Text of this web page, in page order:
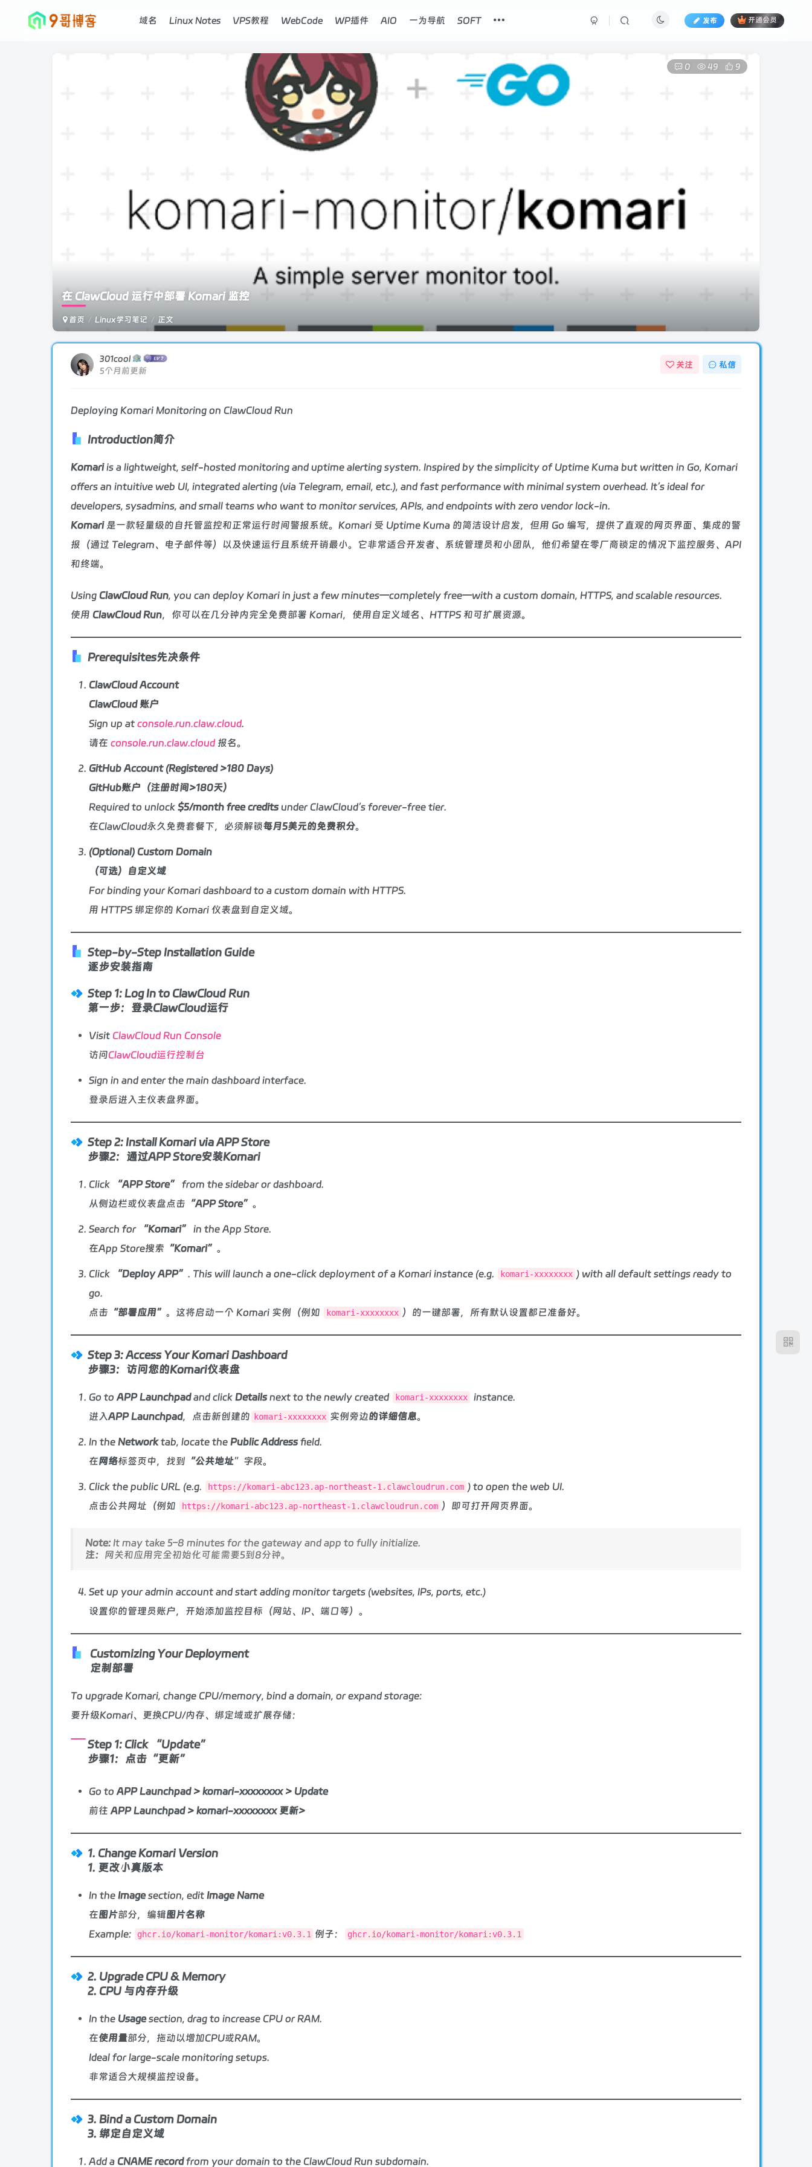
域名 Linux Notes VPS教程 WebCode WP插件 AIO 一为导航 SOFT 发布 开通会员
在 ClawCloud 运行中部署 Komari 监控
首页 Linux学习笔记 正文
0 49 9
301cool
5个月前更新
关注 私信
Deploying Komari Monitoring on ClawCloud Run
Introduction简介
Komariis a lightweight, self-hosted monitoring and uptime alerting system. Inspired by the simplicity of Uptime Kuma but written in Go, Komari
offers an intuitive web UI, integrated alerting (via Telegram, email, etc.), and fast performance with minimal system overhead. It’s ideal for
developers, sysadmins, and small teams who want to monitor services, APIs, and endpoints with zero vendor lock-in.
Komari是一款轻量级的自托管监控和正常运行时间警报系统。Komari 受 Uptime Kuma 的简洁设计启发，但用 Go 编写，提供了直观的网页界面、集成的警
报（通过 Telegram、电子邮件等）以及快速运行且系统开销最小。它非常适合开发者、系统管理员和小团队，他们希望在零厂商锁定的情况下监控服务、API
和终端。
Using ClawCloud Run, you can deploy Komari in just a few minutes—completely free—with a custom domain, HTTPS, and scalable resources.
使用 ClawCloud Run，你可以在几分钟内完全免费部署 Komari，使用自定义域名、HTTPS 和可扩展资源。
Prerequisites先决条件
ClawCloud Account
ClawCloud 账户
Sign up at console.run.claw.cloud.
请在 console.run.claw.cloud报名。
GitHub Account (Registered >180 Days)
GitHub账户（注册时间>180天）
Required to unlock $5/month free creditsunder ClawCloud’s forever-free tier.
在ClawCloud永久免费套餐下，必须解锁每月5美元的免费积分。
(Optional) Custom Domain
（可选）自定义域
For binding your Komari dashboard to a custom domain with HTTPS.
用 HTTPS 绑定你的 Komari 仪表盘到自定义域。
Step-by-Step Installation Guide
逐步安装指南
Step 1: Log In to ClawCloud Run
第一步：登录ClawCloud运行
Visit ClawCloud Run Console
访问ClawCloud运行控制台
Sign in and enter the main dashboard interface.
登录后进入主仪表盘界面。
Step 2: Install Komari via APP Store
步骤2：通过APP Store安装Komari
Click “APP Store” from the sidebar or dashboard.
从侧边栏或仪表盘点击 “APP Store” 。
Search for “Komari” in the App Store.
在App Store搜索 “Komari” 。
Click “Deploy APP” . This will launch a one-click deployment of a Komari instance (e.g. komari-xxxxxxxx ) with all default settings ready to
go.
点击 “部署应用” 。这将启动一个 Komari 实例（例如 komari-xxxxxxxx ）的一键部署，所有默认设置都已准备好。
Step 3: Access Your Komari Dashboard
步骤3：访问您的Komari仪表盘
Go to APP Launchpadand click Detailsnext to the newly created komari-xxxxxxxx
instance.
进入APP Launchpad，点击新创建的 komari-xxxxxxxx 实例旁边的详细信息。
In the Networktab, locate the Public Addressfield.
在网络标签页中，找到 “公共地址”字段。
Click the public URL (e.g. https://komari-abc123.ap-northeast-1.clawcloudrun.com ) to open the web UI.
点击公共网址（例如
https://komari-abc123.ap-northeast-1.clawcloudrun.com ）即可打开网页界面。
Note:It may take 5–8 minutes for the gateway and app to fully initialize.
注： 网关和应用完全初始化可能需要5到8分钟。
Set up your admin account and start adding monitor targets (websites, IPs, ports, etc.)
设置你的管理员账户，开始添加监控目标（网站、IP、端口等）。
Customizing Your Deployment
定制部署
To upgrade Komari, change CPU/memory, bind a domain, or expand storage:
要升级Komari、更换CPU/内存、绑定域或扩展存储：
Step 1: Click “Update”
步骤1：点击“更新”
Go to APP Launchpad > komari-xxxxxxxx > Update
前往 APP Launchpad > komari-xxxxxxxx 更新>
1. Change Komari Version
1. 更改小真版本
In the Imagesection, edit Image Name
在图片部分，编辑图片名称
Example:
ghcr.io/komari-monitor/komari:v0.3.1 例子： ghcr.io/komari-monitor/komari:v0.3.1
2. Upgrade CPU & Memory
2. CPU 与内存升级
In the Usagesection, drag to increase CPU or RAM.
在使用量部分，拖动以增加CPU或RAM。
Ideal for large-scale monitoring setups.
非常适合大规模监控设备。
3. Bind a Custom Domain
3. 绑定自定义域
Add a CNAME recordfrom your domain to the ClawCloud Run subdomain.